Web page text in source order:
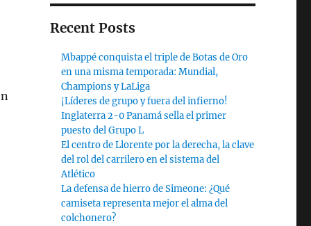
Recent Posts
Mbappé conquista el triple de Botas de Oro
en una misma temporada: Mundial,
Champions y LaLiga
¡Líderes de grupo y fuera del infierno!
Inglaterra 2-0 Panamá sella el primer
puesto del Grupo L
El centro de Llorente por la derecha, la clave
del rol del carrilero en el sistema del
Atlético
La defensa de hierro de Simeone: ¿Qué
camiseta representa mejor el alma del
colchonero?